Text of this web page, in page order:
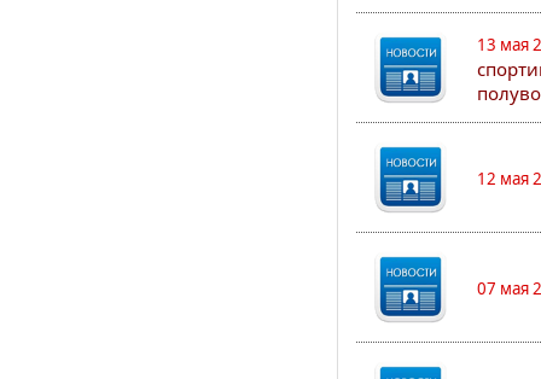
13 мая
12 мая
07 мая